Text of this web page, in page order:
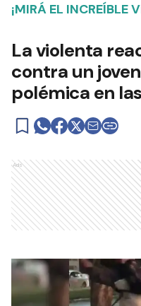
¡MIRÁ EL INCREÍBLE
La violenta
contra un
polémica en
Ads